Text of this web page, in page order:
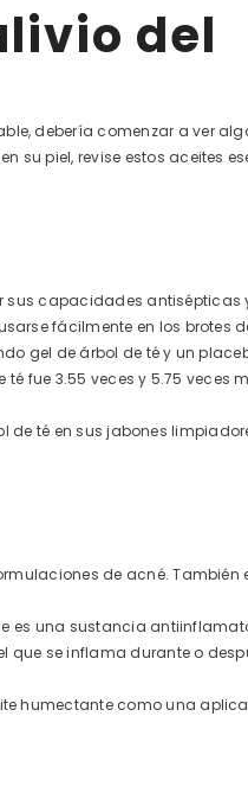
del
debería comenzar a ver
su piel, revise estos aceites
sus capacidades antisépticas
fácilmente en los brotes
gel de árbol de té y un
fue 3.55 veces y 5.75 veces
de té en sus jabones
de acné. También
es una sustancia
se inflama durante o
humectante como una